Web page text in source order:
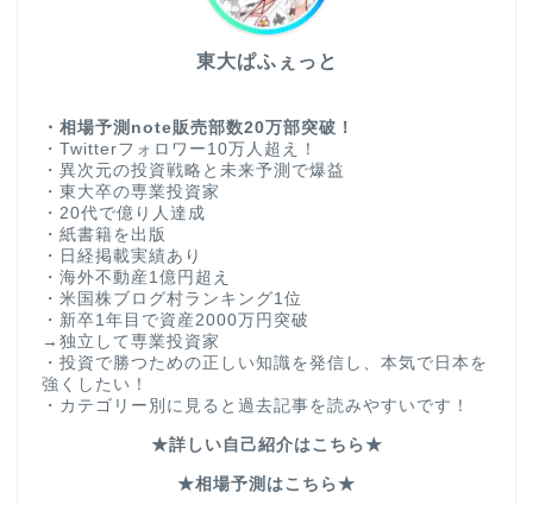
東大ぱふぇっと
・相場予測note販売部数20万部突破！
・Twitterフォロワー10万人超え！
・異次元の投資戦略と未来予測で爆益
・東大卒の専業投資家
・20代で億り人達成
・紙書籍を出版
・日経掲載実績あり
・海外不動産1億円超え
・米国株ブログ村ランキング1位
・新卒1年目で資産2000万円突破
→独立して専業投資家
・投資で勝つための正しい知識を発信し、本気で日本を
強くしたい！
・カテゴリー別に見ると過去記事を読みやすいです！
★詳しい自己紹介はこちら★
★相場予測はこちら★